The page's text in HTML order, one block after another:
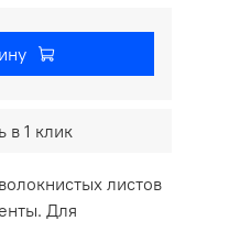
в 1 клик
листов
Для